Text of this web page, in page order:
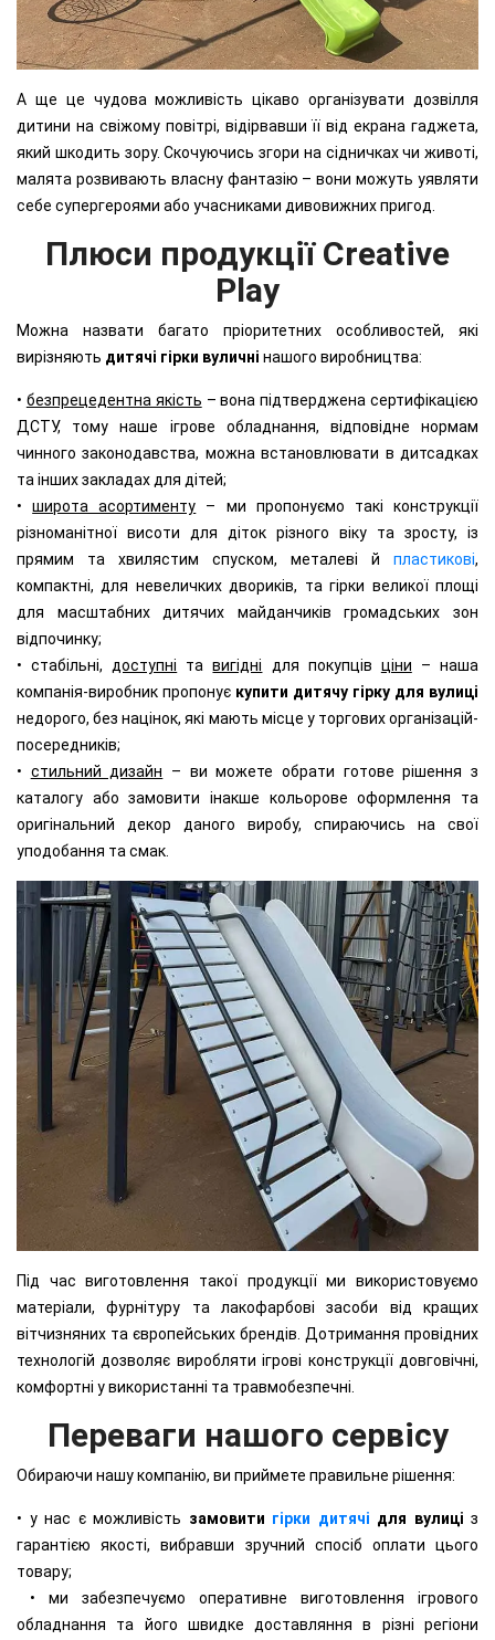
А ще це чудова можливість цікаво організувати дозвілля
дитини на свіжому повітрі, відірвавши її від екрана гаджета,
який шкодить зору. Скочуючись згори на сідничках чи животі,
малята розвивають власну фантазію – вони можуть уявляти
себе супергероями або учасниками дивовижних пригод.
Плюси продукції Creative
Play
Можна назвати багато пріоритетних особливостей, які
вирізняють дитячі гірки вуличні нашого виробництва:
• безпрецедентна якість – вона підтверджена сертифікацією
ДСТУ, тому наше ігрове обладнання, відповідне нормам
чинного законодавства, можна встановлювати в дитсадках
та інших закладах для дітей;
•широта асортименту – ми пропонуємо такі конструкції
різноманітної висоти для діток різного віку та зросту, із
прямим та хвилястим спуском, металеві й пластикові,
компактні, для невеличких двориків, та гірки великої площі
для масштабних дитячих майданчиків громадських зон
відпочинку;
• стабільні,доступні тавигідні для покупців ціни – наша
компанія-виробник пропонує купити дитячу гірку для вулиці
недорого, без націнок, які мають місце у торгових організацій-
посередників;
• стильний дизайн – ви можете обрати готове рішення з
каталогу або замовити інакше кольорове оформлення та
оригінальний декор даного виробу, спираючись на свої
уподобання та смак.
Під час виготовлення такої продукції ми використовуємо
матеріали, фурнітуру та лакофарбові засоби від кращих
вітчизняних та європейських брендів. Дотримання провідних
технологій дозволяє виробляти ігрові конструкції довговічні,
комфортні у використанні та травмобезпечні.
Переваги нашого сервісу
Обираючи нашу компанію, ви приймете правильне рішення:
• у нас є можливість замовити гірки дитячі для вулиці з
гарантією якості, вибравши зручний спосіб оплати цього
товару;
• ми забезпечуємо оперативне виготовлення ігрового
обладнання та його швидке доставляння в різні регіони